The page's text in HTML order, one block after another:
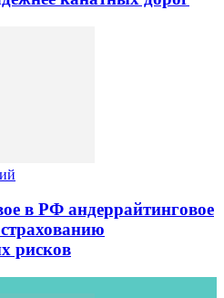
в РФ андеррайтинговое
рисков